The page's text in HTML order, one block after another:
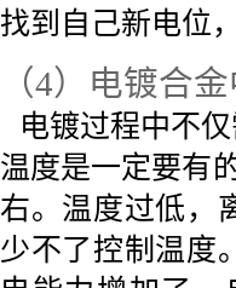
找到自己新电位
（4） 电镀合
电镀过程中不
温度是一定要有
右。温度过低，
少不了控制温度